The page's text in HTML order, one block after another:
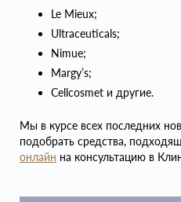
Le Mieux;
Ultraceuticals;
Nimue;
Margy’s;
Cellcosmet и другие.
Мы в курсе всех последних
подобрать средства,
онлайн на консультацию в